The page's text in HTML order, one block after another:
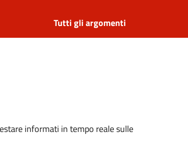
Tutti gli argomenti
informati in tempo reale sulle